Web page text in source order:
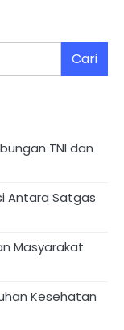
Cari
TNI dan
Antara Satgas
Masyarakat
Kesehatan